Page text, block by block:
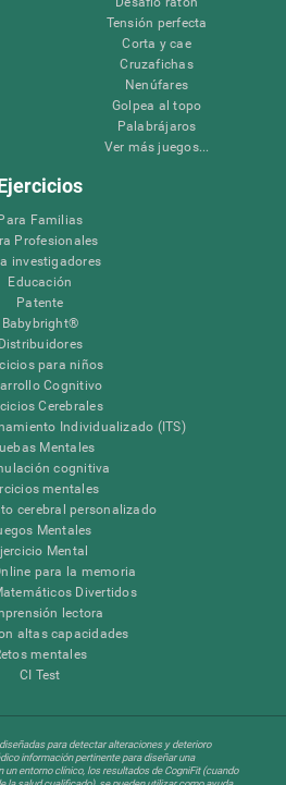
Tensión perfecta
Corta y cae
Cruzafichas
Nenúfares
Golpea al topo
Palabrájaros
Ver más juegos...
Para Familias
Profesionales
investigadores
Educación
Patente
Babybright®
Distribuidores
para niños
Cognitivo
Cerebrales
Individualizado (ITS)
Mentales
cognitiva
mentales
cerebral personalizado
Mentales
Mental
para la memoria
Divertidos
lectora
altas capacidades
mentales
CI Test
para detectar alteraciones y deterioro
información pertinente para diseñar una
un entorno clínico, los resultados de CogniFit (cuando